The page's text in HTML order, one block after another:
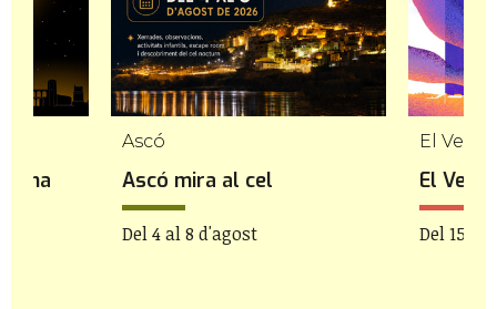
Una
Ascó
Ascó mira al cel
Del 4 al 8 d'agost
El
El
Del 15